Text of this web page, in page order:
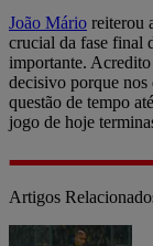
João Mário reiterou
crucial da fase final
importante.
decisivo porque nos
questão de tempo
jogo de hoje
Artigos